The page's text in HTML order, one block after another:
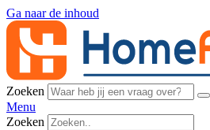
Ga naar de inhoud
Zoeken
Menu
Zoeken